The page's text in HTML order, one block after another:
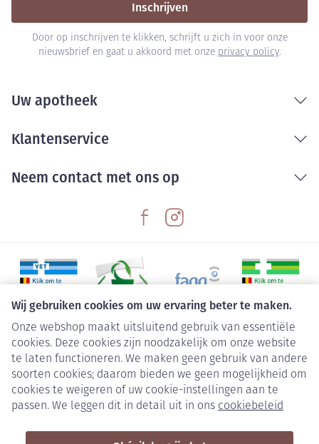
Wij gebruiken cookies om uw ervaring beter te maken.
Onze webshop maakt uitsluitend gebruik van essentiële
cookies. Deze cookies zijn noodzakelijk om onze website
te laten functioneren. We maken geen gebruik van andere
soorten cookies; daarom bieden we geen mogelijkheid om
cookies te weigeren of uw cookie-instellingen aan te
passen. We leggen dit in detail uit in ons cookiebeleid
Inschrijven
Door op inschrijven te klikken, schrijft u zich in voor onze
nieuwsbrief en gaat u akkoord met onze privacy policy.
Uw apotheek
Klantenservice
Neem contact met ons op
Juridische links